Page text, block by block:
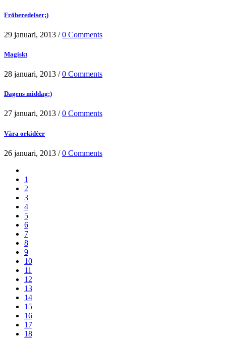
Fröberedelser;)
29 januari, 2013 /0 Comments
Magiskt
28 januari, 2013 /0 Comments
Dagens middag:)
27 januari, 2013 /0 Comments
Våra orkidéer
26 januari, 2013 /0 Comments
1
2
3
4
5
6
7
8
9
10
11
12
13
14
15
16
17
18